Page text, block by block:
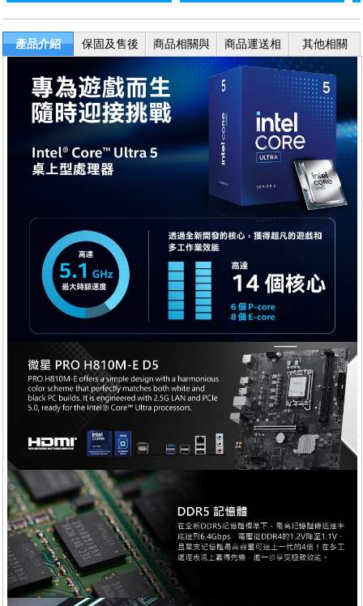
產品介紹
保固及售後
商品相關與
商品運送相
關
其他相關